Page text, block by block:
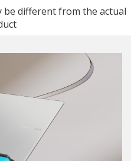
different from the actual